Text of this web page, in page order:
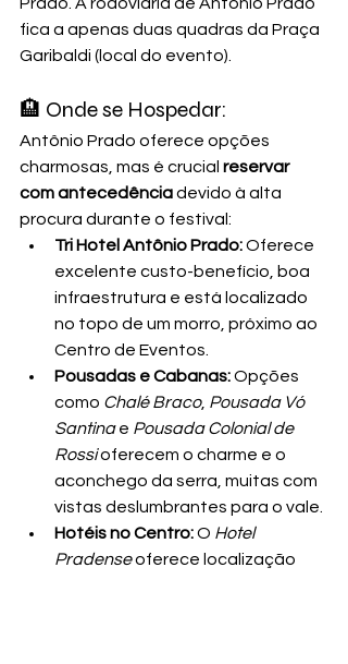
fica a apenas duas quadras da Praça
Garibaldi (local do evento).
🏨 Onde se Hospedar:
Antônio Prado oferece opções
charmosas, mas é crucial reservar
com antecedência devido à alta
procura durante o festival:
Tri Hotel Antônio Prado: Oferece
excelente custo-benefício, boa
infraestrutura e está localizado
no topo de um morro, próximo ao
Centro de Eventos.
Pousadas e Cabanas: Opções
como Chalé Braco, Pousada Vó
Santina e Pousada Colonial de
Rossi oferecem o charme e o
aconchego da serra, muitas com
vistas deslumbrantes para o vale.
Hotéis no Centro: O Hotel
Pradense oferece localização